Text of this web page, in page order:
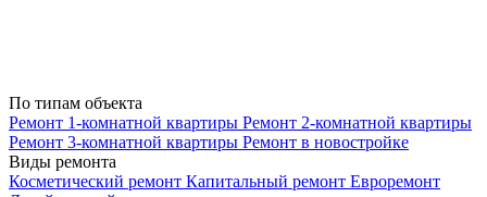
По типам объекта
Ремонт 1-комнатной квартиры Ремонт 2-комнатной квартиры
Ремонт 3-комнатной квартиры Ремонт в новостройке
Виды ремонта
Косметический ремонт Капитальный ремонт Евроремонт